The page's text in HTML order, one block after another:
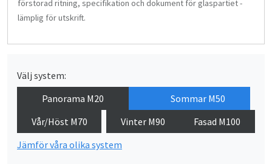
förstorad ritning, specifikation och dokument för glaspartiet -
lämplig för utskrift.
Välj system:
Panorama M20
Sommar M50
Vår/Höst M70
Vinter M90
Fasad M100
Jämför våra olika system